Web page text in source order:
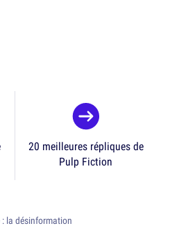
20 meilleures répliques de
Pulp Fiction
la désinformation